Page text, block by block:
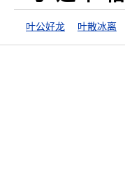
叶公好龙 叶散冰离